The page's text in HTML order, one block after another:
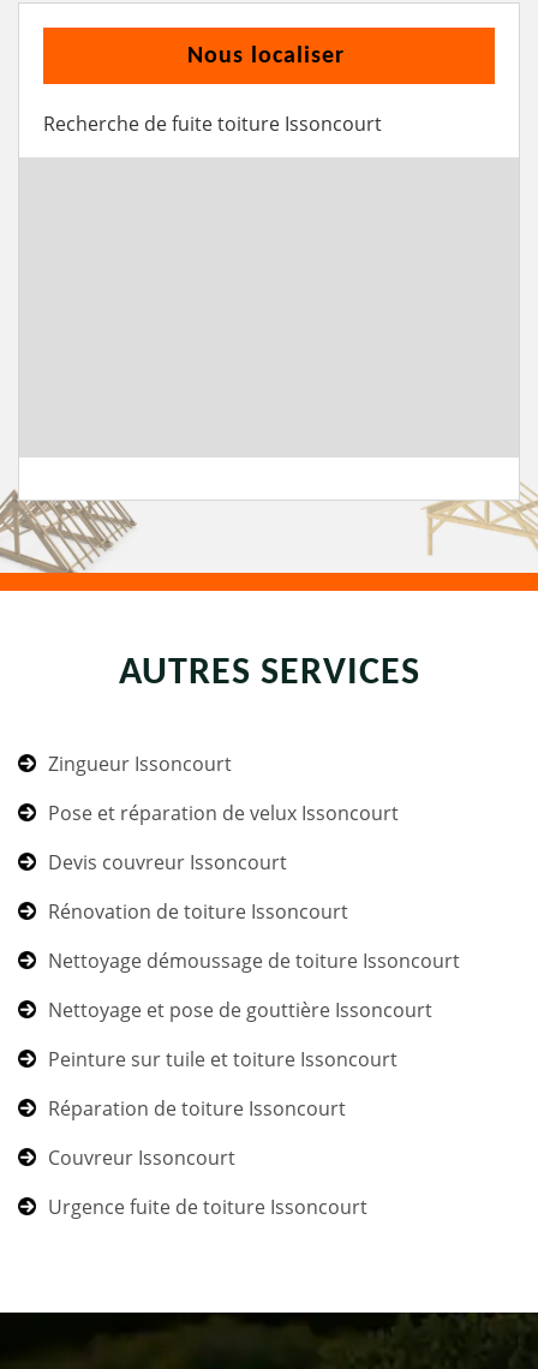
Nous localiser
Recherche de fuite toiture Issoncourt
AUTRES SERVICES
Zingueur Issoncourt
Pose et réparation de velux Issoncourt
Devis couvreur Issoncourt
Rénovation de toiture Issoncourt
Nettoyage démoussage de toiture Issoncourt
Nettoyage et pose de gouttière Issoncourt
Peinture sur tuile et toiture Issoncourt
Réparation de toiture Issoncourt
Couvreur Issoncourt
Urgence fuite de toiture Issoncourt